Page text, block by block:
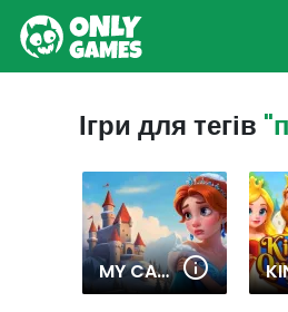
Ігри для тегів
MY CASTLE. MERGE & STORY